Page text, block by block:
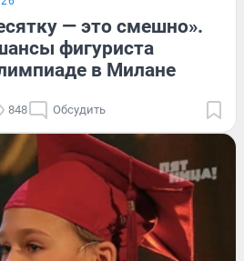
— это смешно».
фигуриста
в Милане
848 Обсудить